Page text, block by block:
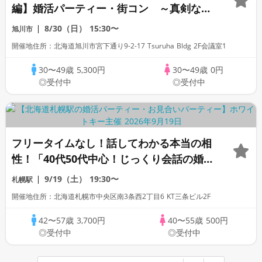
編】婚活パーティー・街コン ～真剣な出
会い～
旭川市 8/30（日） 15:30〜
開催地住所：北海道旭川市宮下通り9-2-17 Tsuruha Bldg 2F会議室1
30〜49歳 5,300円
◎受付中
30〜49歳 0円
◎受付中
フリータイムなし！話してわかる本当の相
性！「40代50代中心！じっくり会話の婚活
パーティー」～着席全員会話/フリータイ
ムなし/マッチングあり～
札幌駅 9/19（土） 19:30〜
開催地住所：北海道札幌市中央区南3条西2丁目6 KT三条ビル2F
42〜57歳 3,700円
◎受付中
40〜55歳 500円
◎受付中